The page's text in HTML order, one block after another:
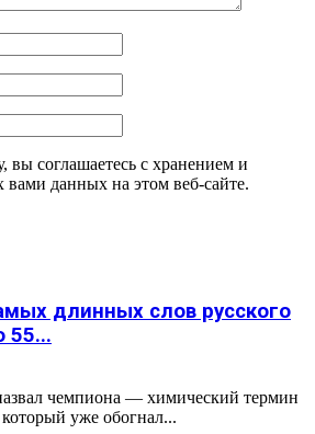
вы соглашаетесь с хранением и
вами данных на этом веб-сайте.
длинных слов русского
55...
чемпиона — химический термин
уже обогнал...